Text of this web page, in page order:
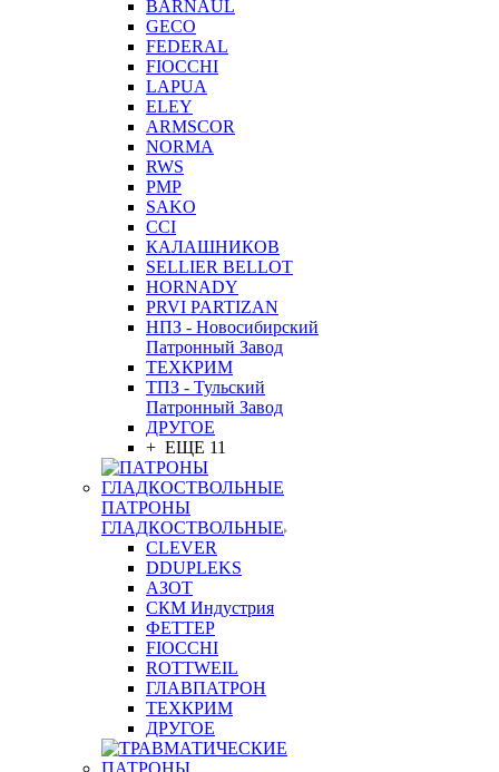
BARNAUL
GEСO
FEDERAL
FIOCCHI
LAPUA
ELEY
ARMSCOR
NORMA
RWS
PMP
SAKO
CCI
КАЛАШНИКОВ
SELLIER BELLOT
HORNADY
PRVI PARTIZAN
НПЗ - Новосибирский
Патронный Завод
ТЕХКРИМ
ТПЗ - Тульский
Патронный Завод
ДРУГОЕ
+ ЕЩЕ 11
ПАТРОНЫ
ГЛАДКОСТВОЛЬНЫЕ
CLEVER
DDUPLEKS
АЗОТ
СКМ Индустрия
ФЕТТЕР
FIOCCHI
ROTTWEIL
ГЛАВПАТРОН
ТЕХКРИМ
ДРУГОЕ